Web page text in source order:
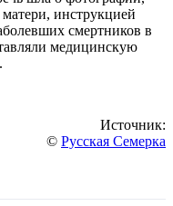
инструкцией
смертников в
медицинскую
Источник:
© Русская Семерка